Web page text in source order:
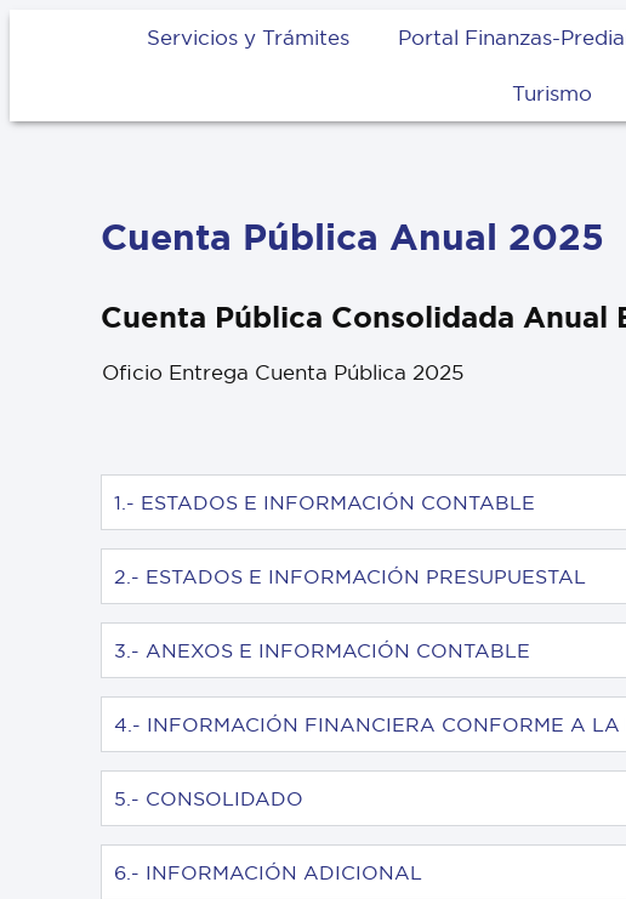
Servicios y Trámites Portal Finanzas-
Turismo
Cuenta Pública Anual 2025
Cuenta Pública Consolidada Anual
Oficio Entrega Cuenta Pública 2025
1.- ESTADOS E INFORMACIÓN CONTABLE
2.- ESTADOS E INFORMACIÓN PRESUPUESTAL
3.- ANEXOS E INFORMACIÓN CONTABLE
4.- INFORMACIÓN FINANCIERA CONFORME A
5.- CONSOLIDADO
6.- INFORMACIÓN ADICIONAL